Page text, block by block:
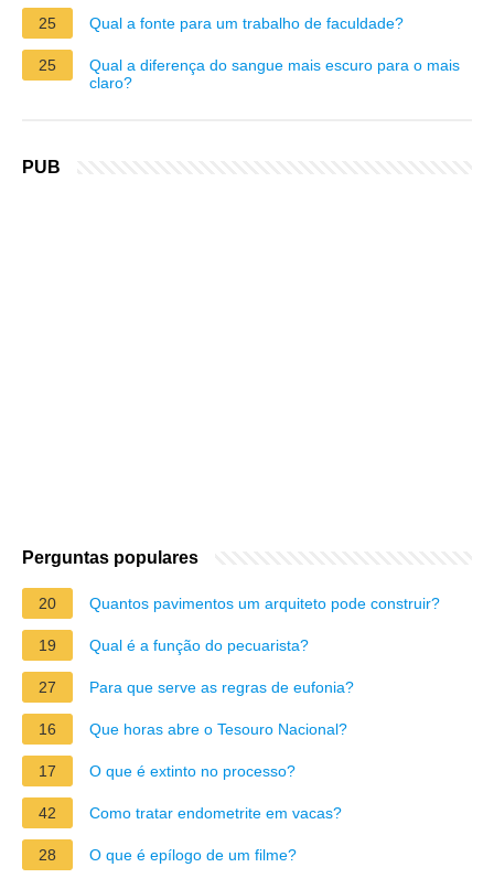
25 Qual a fonte para um trabalho de faculdade?
25
Qual a diferença do sangue mais escuro para o mais
claro?
PUB
Perguntas populares
20 Quantos pavimentos um arquiteto pode construir?
19 Qual é a função do pecuarista?
27 Para que serve as regras de eufonia?
16 Que horas abre o Tesouro Nacional?
17 O que é extinto no processo?
42 Como tratar endometrite em vacas?
28 O que é epílogo de um filme?